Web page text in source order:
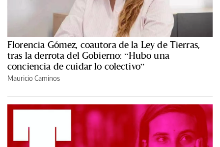
Florencia Gómez, coautora de la Ley de Tierras,
tras la derrota del Gobierno: “Hubo una
conciencia de cuidar lo colectivo”
Mauricio Caminos